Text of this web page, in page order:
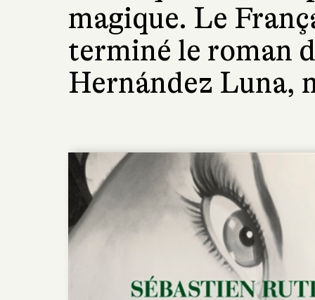
magique. Le
terminé le roman
Hernández Luna,